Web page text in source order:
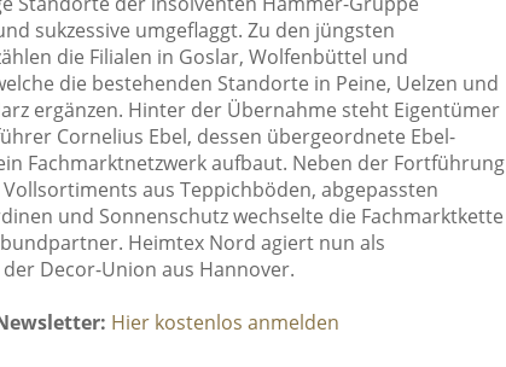
o
o
k
te
il
e
n
il
e
n
n
d
n
sukzessive umgeflaggt. Zu den jüngsten
die Filialen in Goslar, Wolfenbüttel und
die bestehenden Standorte in Peine, Uelzen und
ergänzen. Hinter der Übernahme steht Eigentümer
Cornelius Ebel, dessen übergeordnete Ebel-
Fachmarktnetzwerk aufbaut. Neben der Fortführung
aus Teppichböden, abgepassten
und Sonnenschutz wechselte die Fachmarktkette
Heimtex Nord agiert nun als
Decor-Union aus Hannover.
Hier kostenlos anmelden